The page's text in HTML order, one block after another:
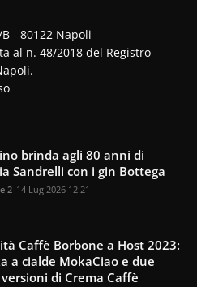
- 80122 Napoli
al n. 48/2018 del Registro
brinda agli 80 anni di
Sandrelli con i gin Bottega
2 14 Lug 2026 12:21
Caffè Borbone a Host 2023:
a cialde MokaCiao e due
di Crema Caffè